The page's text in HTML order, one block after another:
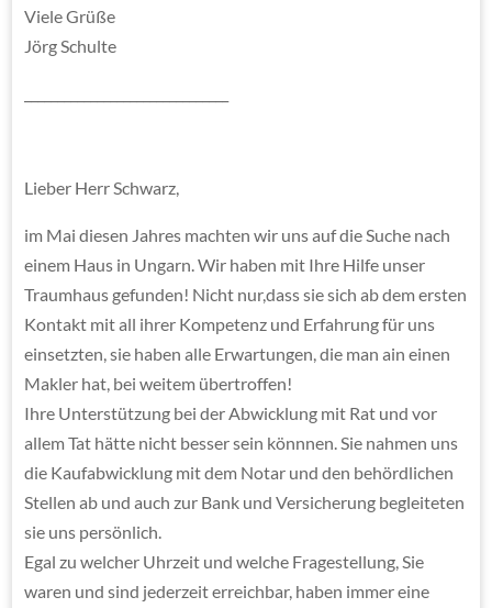
Viele Grüße
Jörg Schulte
Lieber Herr Schwarz,
im Mai diesen Jahres machten wir uns auf die Suche nach
einem Haus in Ungarn. Wir haben mit Ihre Hilfe unser
Traumhaus gefunden! Nicht nur,dass sie sich ab dem ersten
Kontakt mit all ihrer Kompetenz und Erfahrung für uns
einsetzten, sie haben alle Erwartungen, die man ain einen
Makler hat, bei weitem übertroffen!
Ihre Unterstützung bei der Abwicklung mit Rat und vor
allem Tat hätte nicht besser sein könnnen. Sie nahmen uns
die Kaufabwicklung mit dem Notar und den behördlichen
Stellen ab und auch zur Bank und Versicherung begleiteten
sie uns persönlich.
Egal zu welcher Uhrzeit und welche Fragestellung, Sie
waren und sind jederzeit erreichbar, haben immer eine